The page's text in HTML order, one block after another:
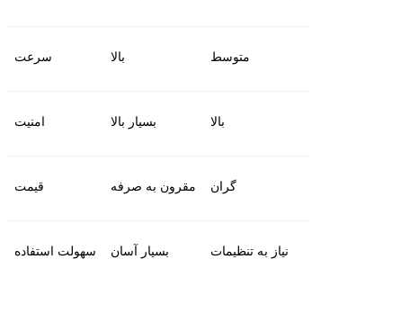
سرعت بالا متوسط
امنیت بسیار بالا بالا
قیمت مقرون به صرفه گران
سهولت استفاده بسیار آسان نیاز به تنظیمات